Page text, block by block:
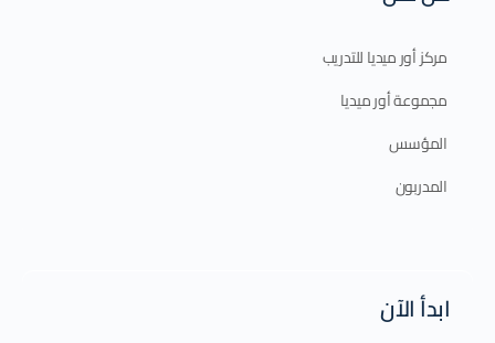
مركز أور ميديا للتدريب
مجموعة أور ميديا
المؤسس
المدربون
ابدأ الآن